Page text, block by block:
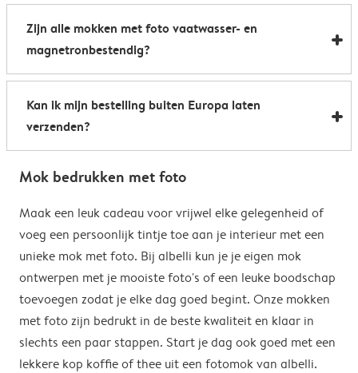
de kantine op het werk te voorzien van stijlvolle
koffiemokken met foto.
Al onze foto mokken hebben de afmetingen 8,2 x 9,5
cm. De inhoud bedraagt 285 ml.
Zijn alle mokken met foto vaatwasser- en
magnetronbestendig?
Bijna allemaal. Onze gepersonaliseerde foto mokken
kunnen zowel in de vaatwasser als in de magnetron.
Heel handig: je kunt er dus uit drinken, je drank
opwarmen en je fotomok na de afwas opnieuw
gebruiken. De enige uitzondering hierop zijn onze
de hand af te wassen om het magische
verrassingseffect zo goed mogelijk te behouden.
Kan ik mijn bestelling buiten Europa laten
verzenden?
afhankelijk van je afleveradres en worden deze tijdens
de verzendkosten voor bestellingen buiten de EU geen
eventuele bijkomende kosten van het land omvatten,
zoals invoerrechten, invoer-btw en douanekosten. Wij
zijn niet verantwoordelijk voor deze kosten. Je kunt
contact opnemen met je lokale douane-autoriteiten
om te zien of er extra kosten moeten worden betaald
voor je bestelling.
Mok bedrukken met foto
Maak een leuk cadeau voor vrijwel elke gelegenheid of
voeg een persoonlijk tintje toe aan je interieur met een
unieke mok met foto. Bij albelli kun je je eigen mok
ontwerpen met je mooiste foto's of een leuke boodschap
toevoegen zodat je elke dag goed begint. Onze mokken
met foto zijn bedrukt in de beste kwaliteit en klaar in
slechts een paar stappen. Start je dag ook goed met een
lekkere kop koffie of thee uit een fotomok van albelli.